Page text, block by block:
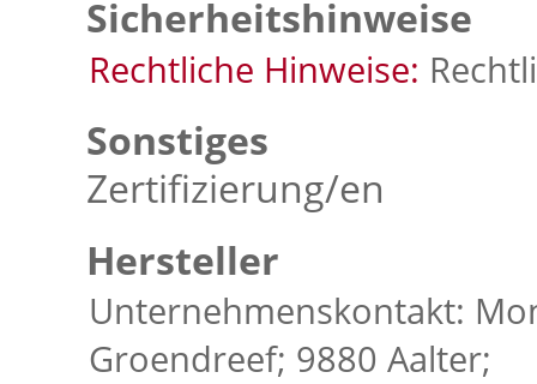
Sicherheitshinweise
Rechtliche Hinweise:
Sonstiges
Zertifizierung/en
Hersteller
Unternehmenskontakt:
Groendreef; 9880 Aalter;